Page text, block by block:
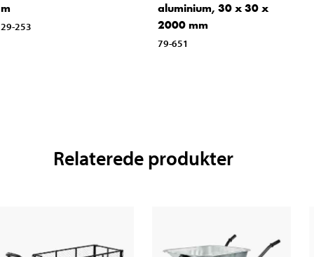
m
29-253
aluminium, 30 x 30 x
2000 mm
79-651
Relaterede produkter